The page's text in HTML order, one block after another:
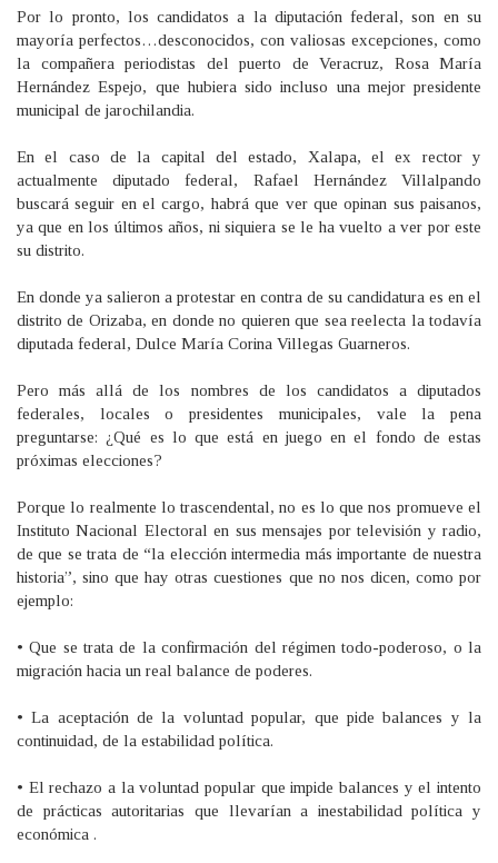
Por lo pronto, los candidatos a la diputación federal, son en su
mayoría perfectos…desconocidos, con valiosas excepciones, como
la compañera periodistas del puerto de Veracruz, Rosa María
Hernández Espejo, que hubiera sido incluso una mejor presidente
municipal de jarochilandia.
En el caso de la capital del estado, Xalapa, el ex rector y
actualmente diputado federal, Rafael Hernández Villalpando
buscará seguir en el cargo, habrá que ver que opinan sus paisanos,
ya que en los últimos años, ni siquiera se le ha vuelto a ver por este
su distrito.
En donde ya salieron a protestar en contra de su candidatura es en el
distrito de Orizaba, en donde no quieren que sea reelecta la todavía
diputada federal, Dulce María Corina Villegas Guarneros.
Pero más allá de los nombres de los candidatos a diputados
federales, locales o presidentes municipales, vale la pena
preguntarse: ¿Qué es lo que está en juego en el fondo de estas
próximas elecciones?
Porque lo realmente lo trascendental, no es lo que nos promueve el
Instituto Nacional Electoral en sus mensajes por televisión y radio,
de que se trata de “la elección intermedia más importante de nuestra
historia”, sino que hay otras cuestiones que no nos dicen, como por
ejemplo:
• Que se trata de la confirmación del régimen todo-poderoso, o la
migración hacia un real balance de poderes.
• La aceptación de la voluntad popular, que pide balances y la
continuidad, de la estabilidad política.
• El rechazo a la voluntad popular que impide balances y el intento
de prácticas autoritarias que llevarían a inestabilidad política y
económica .